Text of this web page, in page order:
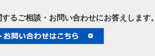
るご相談・お問い合わせにお答えします。